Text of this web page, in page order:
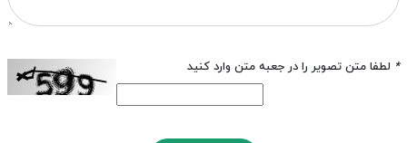
* لطفا متن تصویر را در جعبه متن وارد کنید